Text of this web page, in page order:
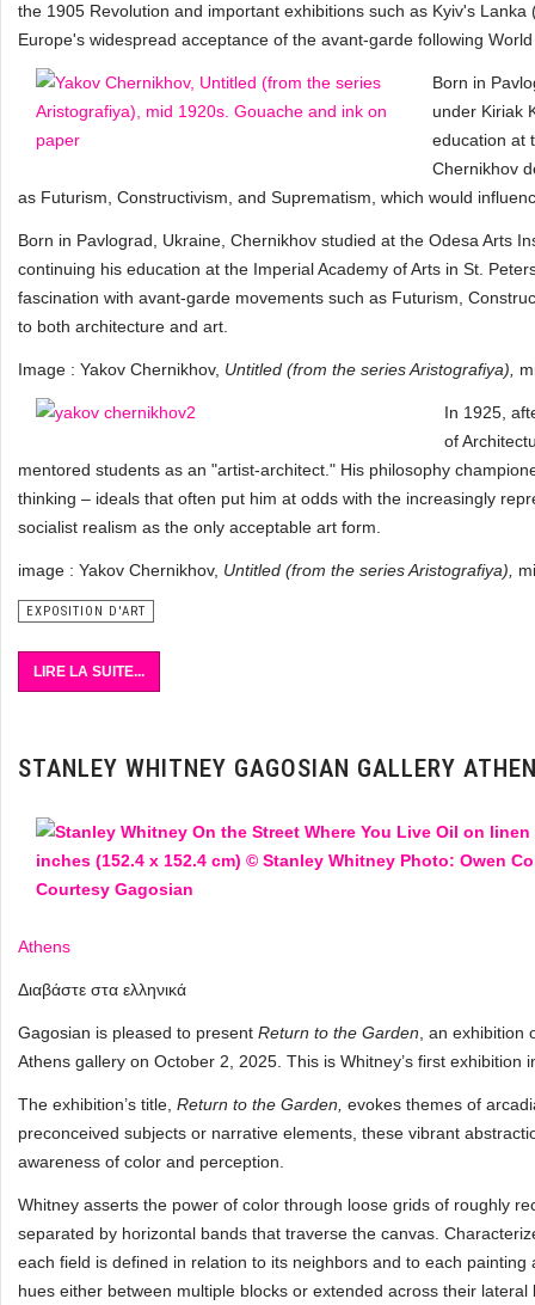
the 1905 Revolution and important exhibitions such as Kyiv's
Europe's widespread acceptance of the avant-garde following
Born in
under Kiriak
education at
Chernikhov
as Futurism, Constructivism, and Suprematism, which would
Born in Pavlograd, Ukraine, Chernikhov studied at the Odesa Arts
continuing his education at the Imperial Academy of Arts in St.
fascination with avant-garde movements such as Futurism,
to both architecture and art.
Image : Yakov Chernikhov, Untitled (from the series Aristografiya),
In 1925,
of
mentored students as an "artist-architect." His philosophy
thinking – ideals that often put him at odds with the increasingly
socialist realism as the only acceptable art form.
image : Yakov Chernikhov, Untitled (from the series Aristografiya),
EXPOSITION D'ART
LIRE LA SUITE...
STANLEY WHITNEY GAGOSIAN GALLERY
Athens
Διαβάστε στα ελληνικά
Gagosian is pleased to present Return to the Garden , an
Athens gallery on October 2, 2025. This is Whitney’s first
The exhibition’s title, Return to the Garden, evokes themes of
preconceived subjects or narrative elements, these vibrant
awareness of color and perception.
Whitney asserts the power of color through loose grids of roughly
separated by horizontal bands that traverse the canvas.
each field is defined in relation to its neighbors and to each
hues either between multiple blocks or extended across their